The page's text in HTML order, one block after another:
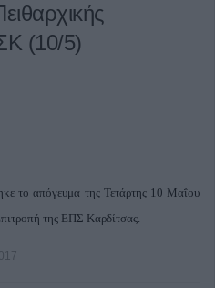
(10/5)
το απόγευμα της Τετάρτης 10 Μαΐου
της ΕΠΣ Καρδίτσας.